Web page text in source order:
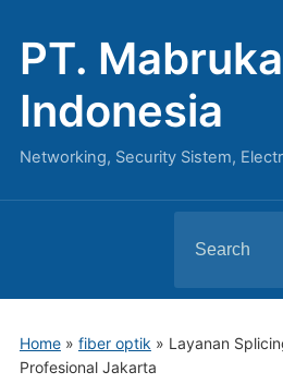
PT.
Indonesia
Networking, Security Sistem,
for:
Home» fiber optik » Layanan
Profesional Jakarta